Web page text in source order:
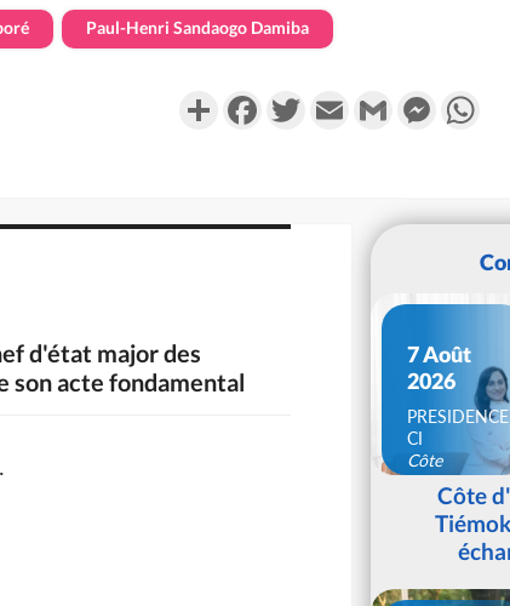
Paul-Henri Sandaogo Damiba
PartagerFacebookTwitterEmail Gmail
d'état major des
son acte fondamental
7 Août
2026
PRESIDENCE
CI
Côte
d'IvoireCôte